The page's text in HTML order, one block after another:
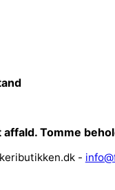
Tomme
-